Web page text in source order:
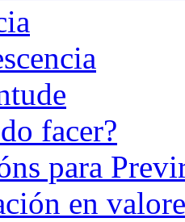
facer?
para
en